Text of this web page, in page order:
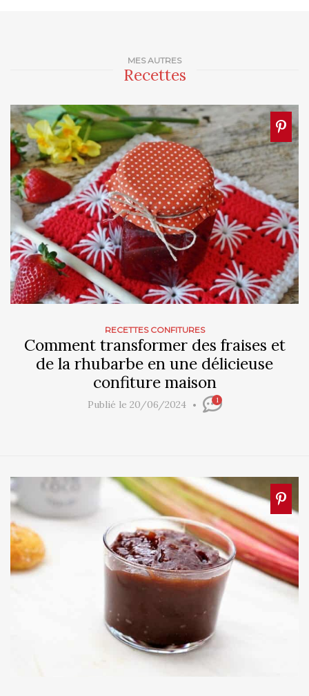
MES AUTRES
Recettes
RECETTES CONFITURES
Comment transformer des fraises et
de la rhubarbe en une délicieuse
confiture maison
Publié le 20/06/2024 1